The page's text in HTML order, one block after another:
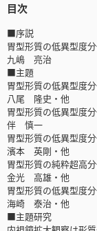
目次
■序説
胃型形質の低異型度
九嶋 亮治
■主題
胃型形質の低異型度
八尾 隆史・他
胃型形質の低異型度
伴 慎一
胃型形質の低異型度
濱本 英剛・他
胃型形質の純粋超高
金光 高雄・他
胃型形質の低異型度
海崎 泰治・他
■主題研究